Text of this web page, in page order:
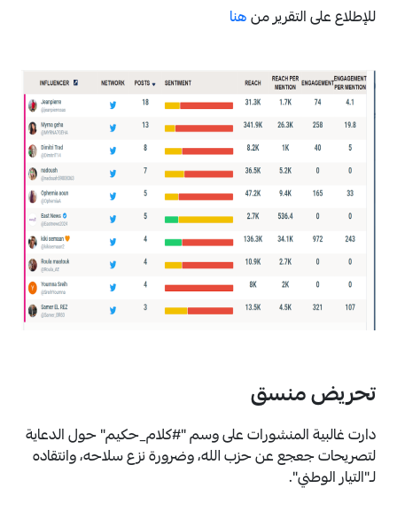
للإطلاع على التقرير منهنا
تحريض منسق
دارت غالبية المنشورات على وسم "#كلام_حكيم" حول الدعاية
لتصريحات جعجع عن حزب الله، وضرورة نزع سلاحه، وانتقاده
لـ"التيار الوطني".